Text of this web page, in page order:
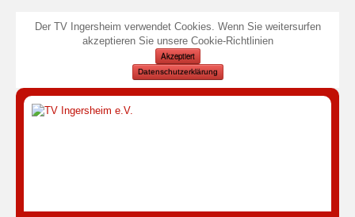
Der TV Ingersheim verwendet Cookies. Wenn Sie weitersurfen
akzeptieren Sie unsere Cookie-Richtlinien
Akzeptiert
Datenschutzerklärung